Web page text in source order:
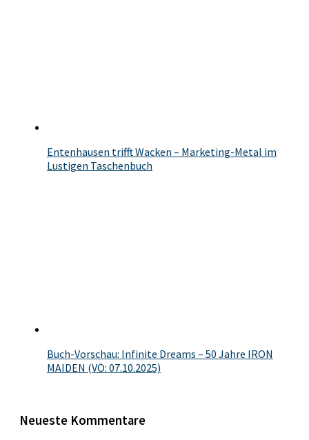
Entenhausen trifft Wacken – Marketing-Metal im
Lustigen Taschenbuch
Buch-Vorschau: Infinite Dreams – 50 Jahre IRON
MAIDEN (VÖ: 07.10.2025)
Neueste Kommentare